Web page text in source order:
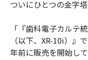
ついにひとつの金字
「『歯科電子カル
（以下、XR-10i）』
年前に販売を開始し